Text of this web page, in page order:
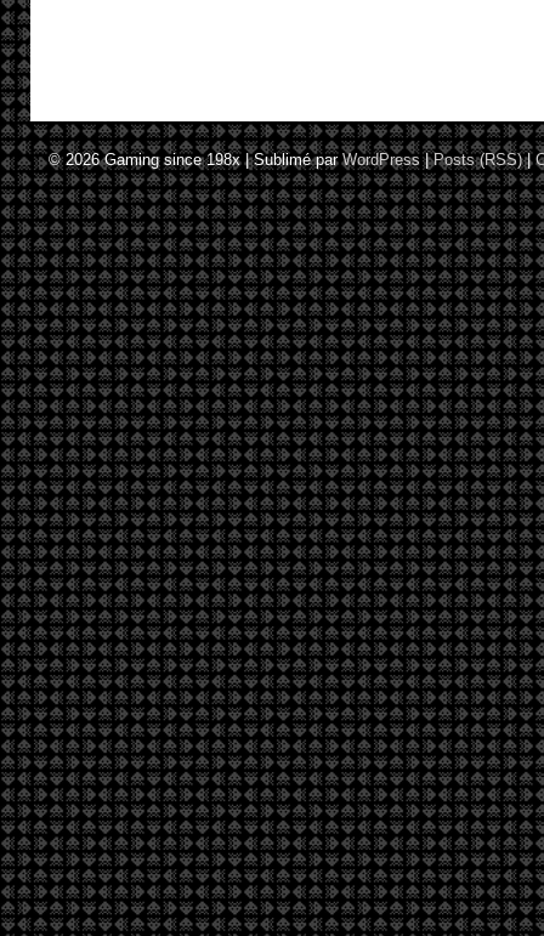
© 2026Gaming since 198x|Sublimé parWordPress |Posts (RSS)|